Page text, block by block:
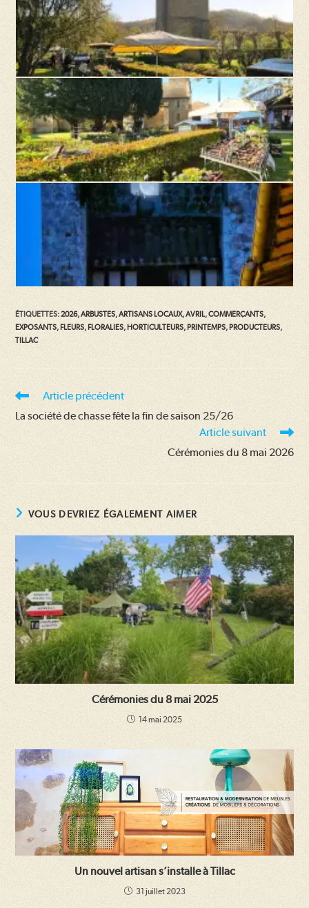
ÉTIQUETTES:2026,ARBUSTES,ARTISANS LOCAUX,AVRIL,COMMERÇANTS,
EXPOSANTS, FLEURS, FLORALIES, HORTICULTEURS, PRINTEMPS, PRODUCTEURS,
TILLAC
Read
articles
Article précédent
La société de chasse fête la fin de saison 25/26
Article suivant
Cérémonies du 8 mai 2026
VOUS DEVRIEZ ÉGALEMENT AIMER
Cérémonies du 8 mai 2025
14 mai 2025
Un nouvel artisan s’installe à Tillac
31 juillet 2023